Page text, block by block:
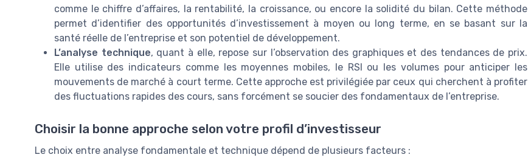
comme le chiffre d’affaires, la rentabilité, la croissance, ou encore la solidité du bilan. Cette méthode
permet d’identifier des opportunités d’investissement à moyen ou long terme, en se basant sur la
santé réelle de l’entreprise et son potentiel de développement.
L’analyse technique, quant à elle, repose sur l’observation des graphiques et des tendances de prix.
Elle utilise des indicateurs comme les moyennes mobiles, le RSI ou les volumes pour anticiper les
mouvements de marché à court terme. Cette approche est privilégiée par ceux qui cherchent à profiter
des fluctuations rapides des cours, sans forcément se soucier des fondamentaux de l’entreprise.
Choisir la bonne approche selon votre profil d’investisseur
Le choix entre analyse fondamentale et technique dépend de plusieurs facteurs :